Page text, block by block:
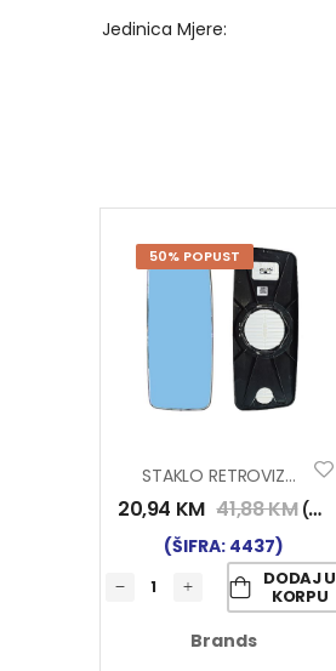
Jedinica Mjere
50% POPUST
STAKLO RETROVIZORA RENAULT MAGNUM
20,94 KM 41,88KM (sa PDV:
(ŠIFRA: 4437)
DODAJ U
KORPU
Brands